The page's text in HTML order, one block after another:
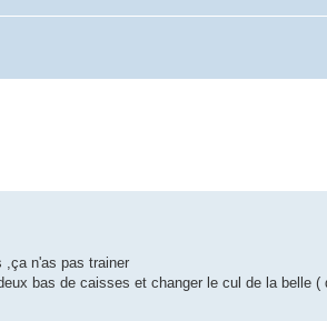
,ça n'as pas trainer
bas de caisses et changer le cul de la belle (